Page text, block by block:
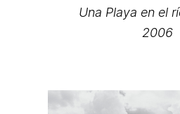
Una Playa en el
2006